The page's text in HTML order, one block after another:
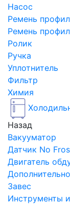
Насос
Ремень
Ремень
Ролик
Ручка
Уплотнитель
Фильтр
Химия
Назад
Вакууматор
Датчик No
Двигатель
Дополнительно
Завес
Инструменты